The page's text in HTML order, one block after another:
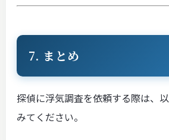
7. まとめ
探偵に浮気調査を依頼する際は、
みてください。